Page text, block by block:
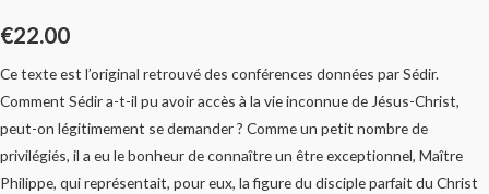
€22.00
Ce texte est l’original retrouvé des conférences données par Sédir.
Comment Sédir a-t-il pu avoir accès à la vie inconnue de Jésus-Christ,
peut-on légitimement se demander ? Comme un petit nombre de
privilégiés, il a eu le bonheur de connaître un être exceptionnel, Maître
Philippe, qui représentait, pour eux, la figure du disciple parfait du Christ